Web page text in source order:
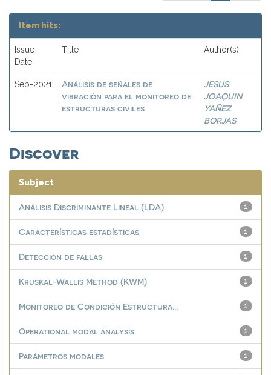
Item hits:
Issue
Date
Title Author(s)
Sep-2021
Análisis de señales de
vibración para el monitoreo de
estructuras civiles
JESUS
JOAQUIN
YAÑEZ
BORJAS
Discover
Subject
1
Análisis Discriminante Lineal (LDA)
1
Características estadísticas
1
Detección de fallas
1
Kruskal-Wallis Method (KWM)
1
Monitoreo de Condición Estructura...
1
Operational modal analysis
1
Parámetros modales